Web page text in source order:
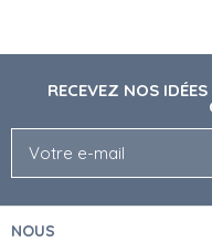
RECEVEZ NOS
NOUS